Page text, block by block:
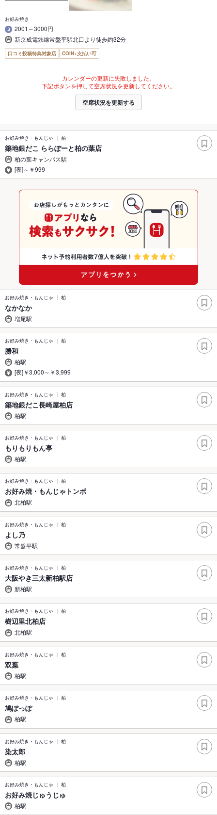
お好み焼き
2001～3000円
新京成電鉄線常盤平駅北口より徒歩約32分
口コミ投稿特典対象店 COIN+支払い可
カレンダーの更新に失敗しました。
下記ボタンを押して空席状況を更新してください。
空席状況を更新する
お好み焼き・もんじゃ 柏
築地銀だこ ららぽーと柏の葉店
柏の葉キャンパス駅
[夜]～￥999
お好み焼き・もんじゃ 柏
なかなか
増尾駅
お好み焼き・もんじゃ 柏
勝和
柏駅
[夜]￥3,000～￥3,999
お好み焼き・もんじゃ 柏
築地銀だこ長崎屋柏店
柏駅
お好み焼き・もんじゃ 柏
もりもりもん亭
柏駅
お好み焼き・もんじゃ 柏
お好み焼・もんじゃトンボ
北柏駅
お好み焼き・もんじゃ 柏
よし乃
常盤平駅
お好み焼き・もんじゃ 柏
大阪やき三太新柏駅店
新柏駅
お好み焼き・もんじゃ 柏
樹辺里北柏店
北柏駅
お好み焼き・もんじゃ 柏
双葉
柏駅
お好み焼き・もんじゃ 柏
鳩ぽっぽ
柏駅
お好み焼き・もんじゃ 柏
染太郎
柏駅
お好み焼き・もんじゃ 柏
お好み焼じゅうじゅ
柏駅